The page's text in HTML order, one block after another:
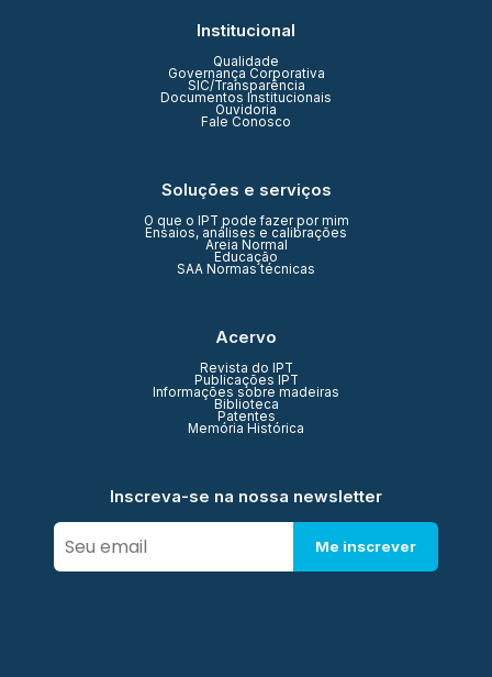
Institucional
Qualidade
Governança Corporativa
SIC/Transparência
Documentos Institucionais
Ouvidoria
Fale Conosco
Soluções e serviços
O que o IPT pode fazer por mim
Ensaios, análises e calibrações
Areia Normal
Educação
SAA Normas técnicas
Acervo
Revista do IPT
Publicações IPT
Informações sobre madeiras
Biblioteca
Patentes
Memória Histórica
Inscreva-se na nossa newsletter
Me inscrever